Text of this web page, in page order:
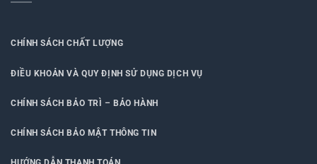
CHÍNH SÁCH CHẤT LƯỢNG
ĐIỀU KHOẢN VÀ QUY ĐỊNH SỬ DỤNG DỊCH VỤ
CHÍNH SÁCH BẢO TRÌ – BẢO HÀNH
CHÍNH SÁCH BẢO MẬT THÔNG TIN